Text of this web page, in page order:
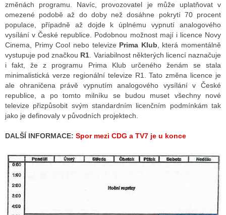
změnách programu. Navíc, provozovatel je může uplatňovat v
omezené podobě až do doby než dosáhne pokrytí 70 procent
populace, případně až dojde k úplnému vypnutí analogového
vysílání v České republice. Podobnou možnost mají i licence Novy
Cinema, Primy Cool nebo televize Prima Klub , která momentálně
vystupuje pod značkou R1 . Variabilnost některých licencí naznačuje
i fakt, že z programu Prima Klub určeného ženám se stala
minimalistická verze regionální televize R1. Tato změna licence je
ale ohraničena právě vypnutím analogového vysílání v České
republice, a po tomto milníku se budou muset všechny nové
televize přizpůsobit svým standardním licenčním podmínkám tak
jako je definovaly v původních projektech.
DALŠÍ INFORMACE: Spor mezi CDG a TV7 je u konce